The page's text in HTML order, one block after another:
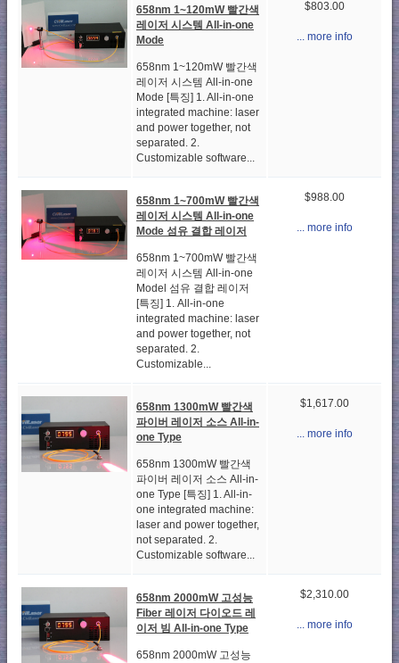
658nm 1~120mW 빨간색
레이저 시스템 All-in-one
Mode
658nm 1~120mW 빨간색
레이저 시스템 All-in-one
Mode [특징] 1. All-in-one
integrated machine: laser
and power together, not
separated. 2.
Customizable software...
$803.00
... more info
658nm 1~700mW 빨간색
레이저 시스템 All-in-one
Mode 섬유 결합 레이저
658nm 1~700mW 빨간색
레이저 시스템 All-in-one
Model 섬유 결합 레이저
[특징] 1. All-in-one
integrated machine: laser
and power together, not
separated. 2.
Customizable...
$988.00
... more info
658nm 1300mW 빨간색
파이버 레이저 소스 All-in-
one Type
658nm 1300mW 빨간색
파이버 레이저 소스 All-in-
one Type [특징] 1. All-in-
one integrated machine:
laser and power together,
not separated. 2.
Customizable software...
$1,617.00
... more info
658nm 2000mW 고성능
Fiber 레이저 다이오드 레
이저 빔 All-in-one Type
658nm 2000mW 고성능
$2,310.00
... more info